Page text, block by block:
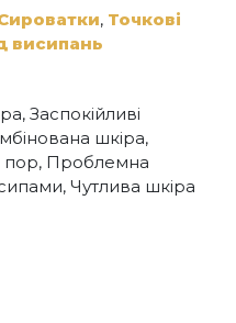
LEAF
SODIUM CITRATE,
ACETATE,
SODIUM
MELALEUCA
OIL, XANTHAN
EXTRACT,
GLYCOL,
COPOLYMER,
OIL,
LEAF
OIL, SODIUM
LEAF EXTRACT,
, Точкові
висипань
Заспокійливі
шкіра,
Проблемна
Чутлива шкіра